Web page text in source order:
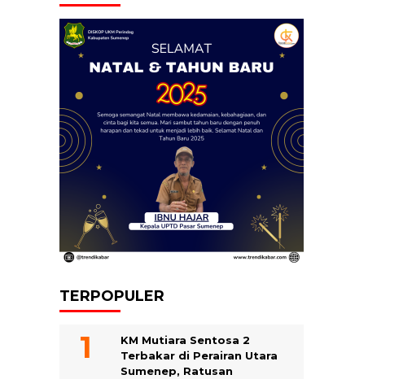
TERPOPULER
KM Mutiara Sentosa 2
Terbakar di Perairan Utara
Sumenep, Ratusan